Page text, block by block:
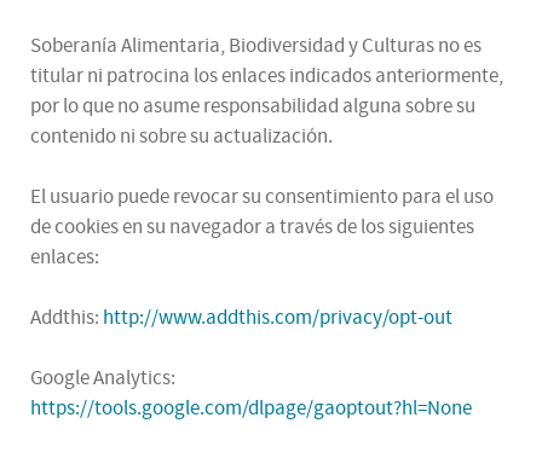
Soberanía Alimentaria, Biodiversidad y Culturas no es
titular ni patrocina los enlaces indicados anteriormente,
por lo que no asume responsabilidad alguna sobre su
contenido ni sobre su actualización.
El usuario puede revocar su consentimiento para el uso
de cookies en su navegador a través de los siguientes
enlaces:
Addthis: http://www.addthis.com/privacy/opt-out
Google Analytics:
https://tools.google.com/dlpage/gaoptout?hl=None